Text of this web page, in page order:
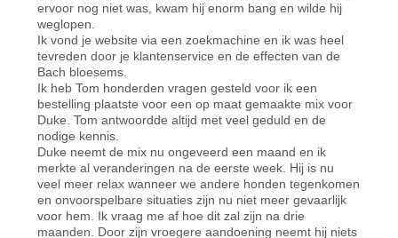
ervoor nog niet was, kwam hij enorm bang en wilde hij
weglopen.
Ik vond je website via een zoekmachine en ik was heel
tevreden door je klantenservice en de effecten van de
Bach bloesems.
Ik heb Tom honderden vragen gesteld voor ik een
bestelling plaatste voor een op maat gemaakte mix voor
Duke. Tom antwoordde altijd met veel geduld en de
nodige kennis.
Duke neemt de mix nu ongeveerd een maand en ik
merkte al veranderingen na de eerste week. Hij is nu
veel meer relax wanneer we andere honden tegenkomen
en onvoorspelbare situaties zijn nu niet meer gevaarlijk
voor hem. Ik vraag me af hoe dit zal zijn na drie
maanden. Door zijn vroegere aandoening neemt hij niets